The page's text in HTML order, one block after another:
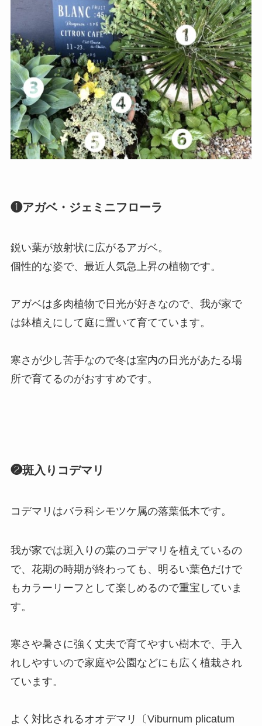
❶アガベ・ジェミニフローラ
鋭い葉が放射状に広がるアガベ。
個性的な姿で、最近人気急上昇の植物です。
アガベは多肉植物で日光が好きなので、我が家で
は鉢植えにして庭に置いて育てています。
寒さが少し苦手なので冬は室内の日光があたる場
所で育てるのがおすすめです。
❷斑入りコデマリ
コデマリはバラ科シモツケ属の落葉低木です。
我が家では斑入りの葉のコデマリを植えているの
で、花期の時期が終わっても、明るい葉色だけで
もカラーリーフとして楽しめるので重宝していま
す。
寒さや暑さに強く丈夫で育てやすい樹木で、手入
れしやすいので家庭や公園などにも広く植栽され
ています。
よく対比されるオオデマリ〔Viburnum plicatum